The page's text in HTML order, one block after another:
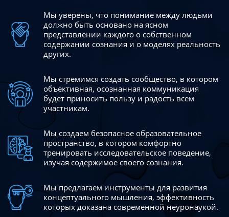
Мы уверены, что понимание между людьми
должно быть основано на ясном
представлении каждого о собственном
содержании сознания и о моделях реальность
других.
Мы стремимся создать сообщество, в котором
объективная, осознанная коммуникация
будет приносить пользу и радость всем
участникам.
Мы создаем безопасное образовательное
пространство, в котором комфортно
тренировать исследовательское поведение,
изучая содержимое своего сознания.
Мы предлагаем инструменты для развития
концептуального мышления, эффективность
которых доказана современной неуронаукой.